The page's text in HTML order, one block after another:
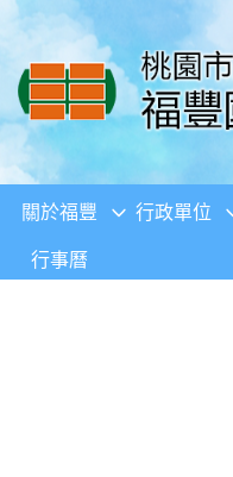
移至網頁之主要內容區位置
關於福豐 行政單位
行事曆